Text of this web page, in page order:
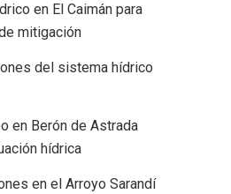
en El Caimán para
mitigación
del sistema hídrico
en Berón de Astrada
hídrica
en el Arroyo Sarandí